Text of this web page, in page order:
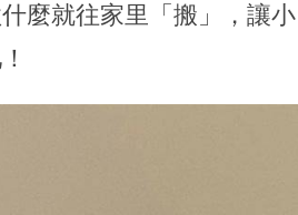
麼就往家里「搬」，讓小